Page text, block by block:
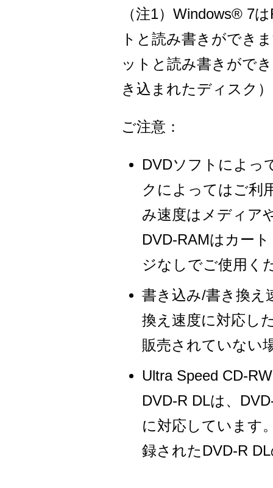
（注1）Windows® 7
トと読み書きができ
ットと読み書きがで
き込まれたディスク
ご注意：
DVDソフトによっ
クによってはご利
み速度はメディア
DVD-RAMはカー
ジなしでご使用く
書き込み/書き換え
換え速度に対応し
販売されていない
Ultra Speed CD-
DVD-R DLは、
に対応しています
録されたDVD-R